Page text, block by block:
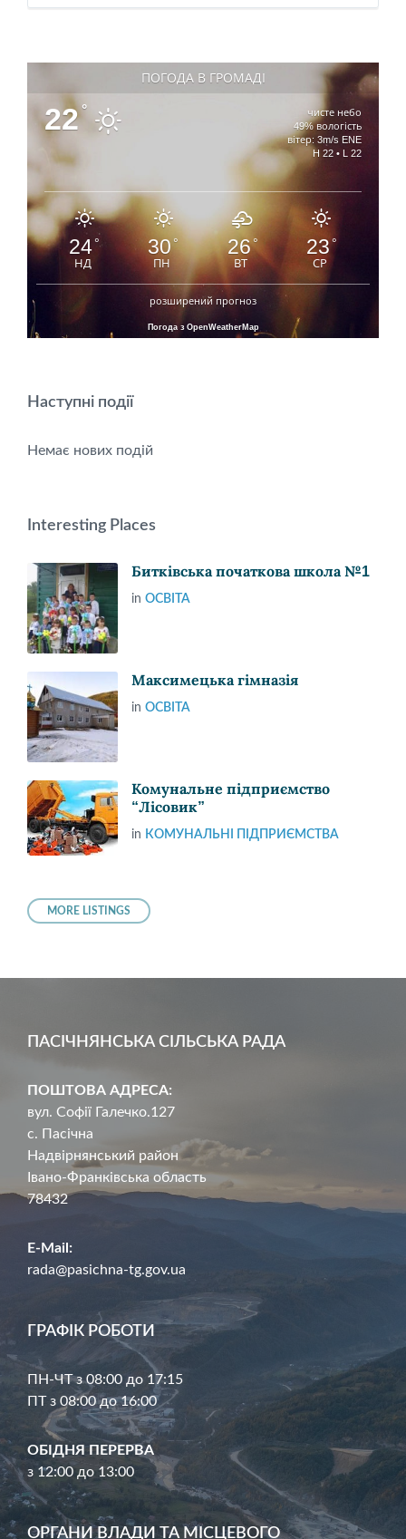
ПОГОДА В ГРОМАДІ
22°
чисте небо
49% вологість
вітер: 3m/s ENE
H 22 • L 22
24 °
НД
30°
ПН
26 °
ВТ
23°
СР
розширений прогноз
Погода з OpenWeatherMap
Наступні події
Немає нових подій
Interesting Places
Битківська початкова школа №1
in ОСВІТА
Максимецька гімназія
in ОСВІТА
Комунальне підприємство
“Лісовик”
in КОМУНАЛЬНІ ПІДПРИЄМСТВА
MORE LISTINGS
ПАСІЧНЯНСЬКА СІЛЬСЬКА РАДА
ПОШТОВА АДРЕСА:
вул. Софії Галечко.127
с. Пасічна
Надвірнянський район
Івано-Франківська область
78432
E-Mail:
rada@pasichna-tg.gov.ua
ГРАФІК РОБОТИ
ПН-ЧТ з 08:00 до 17:15
ПТ з 08:00 до 16:00
ОБІДНЯ ПЕРЕРВА
з 12:00 до 13:00
ОРГАНИ ВЛАДИ ТА МІСЦЕВОГО